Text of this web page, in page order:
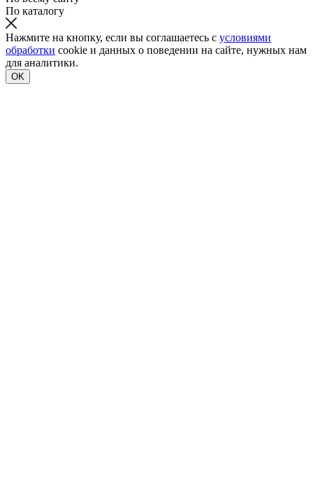
По каталогу
Нажмите на кнопку, если вы соглашаетесь с условиями
обработки cookie и данных о поведении на сайте, нужных нам
для аналитики.
OK